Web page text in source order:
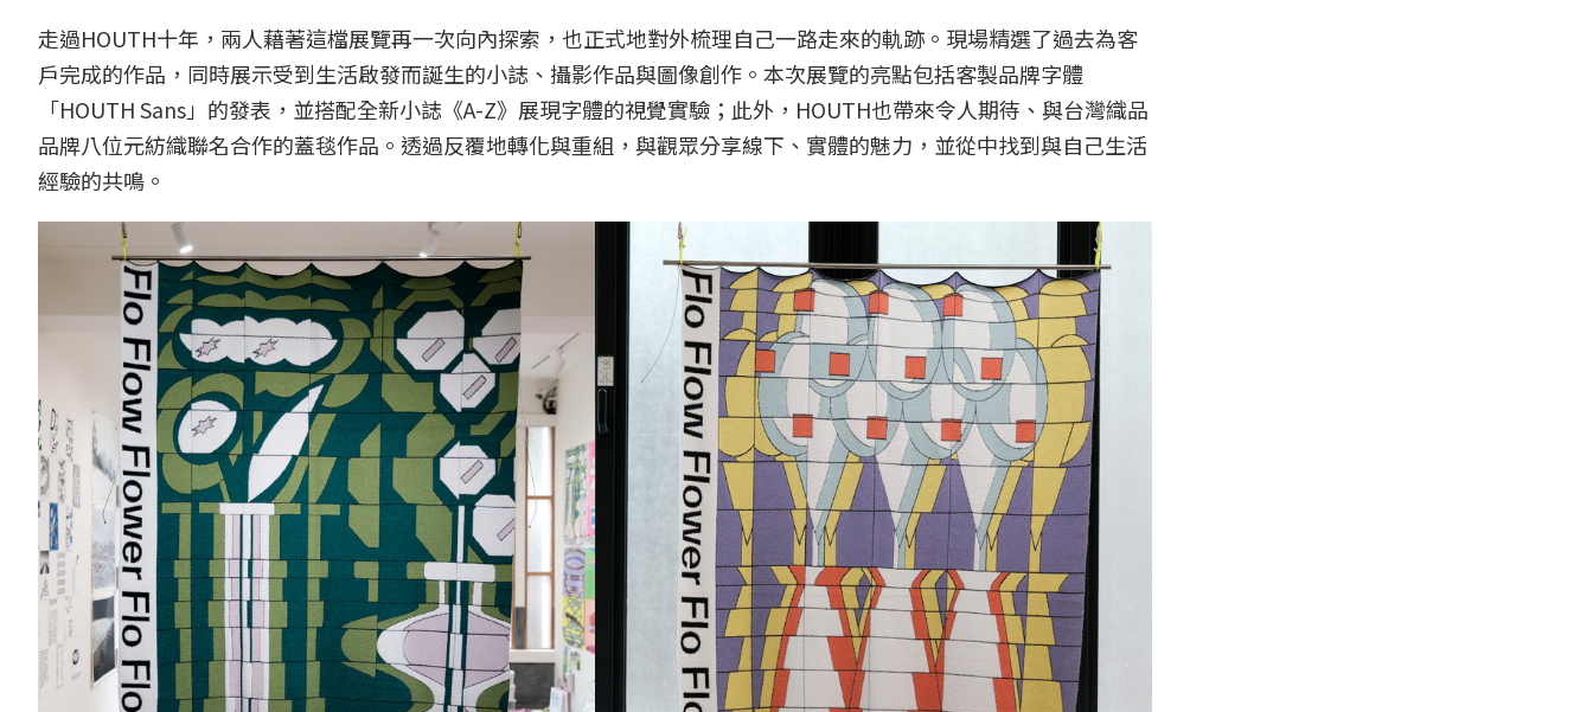
走過HOUTH十年，兩人藉著這檔展覽再一次向內探索，也正式地對外梳理自己一路走來的軌跡。現場精選了過去為客
戶完成的作品，同時展示受到生活啟發而誕生的小誌、攝影作品與圖像創作。本次展覽的亮點包括客製品牌字體
「HOUTH Sans」的發表，並搭配全新小誌《A-Z》展現字體的視覺實驗；此外，HOUTH也帶來令人期待、與台灣織品
品牌八位元紡織聯名合作的蓋毯作品。透過反覆地轉化與重組，與觀眾分享線下、實體的魅力，並從中找到與自己生活
經驗的共鳴。